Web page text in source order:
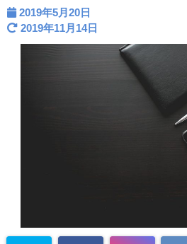
2019年5月20日
2019年11月14日